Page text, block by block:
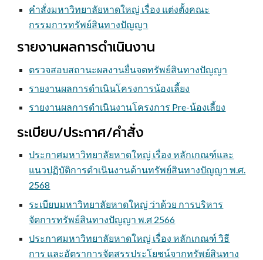
คำสั่งมหาวิทยาลัยหาดใหญ่ เรื่อง แต่งตั้งคณะ
กรรมการทรัพย์สินทางปัญญา
รายงานผลการดำเนินงาน
ตรวจสอบสถานะผลงานยื่นจดทรัพย์สินทางปัญญา
รายงานผลการดำเนินโครงการน้องเลี้ยง
รายงานผลการดำเนินงานโครงการ Pre-น้องเลี้ยง
ระเบียบ/ประกาศ/คำสั่ง
ประกาศมหาวิทยาลัยหาดใหญ่ เรื่อง หลักเกณฑ์และ
แนวปฏิบัติการดำเนินงานด้านทรัพย์สินทางปัญญา พ.ศ.
2568
ระเบียบมหาวิทยาลัยหาดใหญ่ ว่าด้วย การบริหาร
จัดการทรัพย์สินทางปัญญา พ.ศ 2566
ประกาศมหาวิทยาลัยหาดใหญ่ เรื่อง หลักเกณฑ์ วิธี
การ และอัตราการจัดสรรประโยชน์จากทรัพย์สินทาง